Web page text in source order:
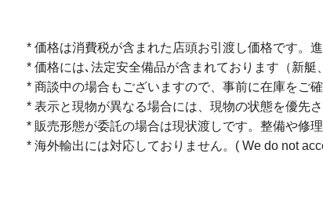
* 価格は消費税が含まれた店頭お引渡し価格です。
* 価格には､法定安全備品が含まれております（新艇
* 商談中の場合もございますので、事前に在庫をご
* 表示と現物が異なる場合には、現物の状態を優先さ
* 販売形態が委託の場合は現状渡しです。整備や修
* 海外輸出には対応しておりません。( We do not